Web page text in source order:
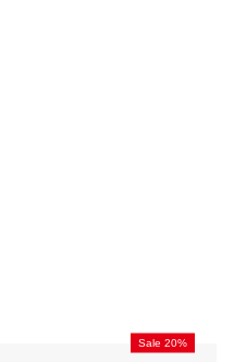
Sale 20%